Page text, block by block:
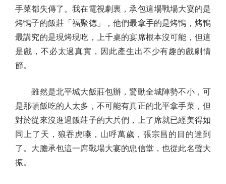
手菜都失傳了。我在電視劇裏，承包這場戰場大宴的是
烤鴨子的飯莊「福聚德」，他們最拿手的是烤鴨，烤鴨
最講究的是現烤現吃，上千桌的宴席根本沒可能，但這
是戲，不必太過真實，因此產生出不少有趣的戲劇情
節。
雖然是北平城大飯莊包辦，驚動全城陣勢不小，可
是那頓飯吃的人太多，不可能有真正的北平拿手菜，但
對於從來沒進過飯莊子的大兵們，上了席就已經美得如
同上了天，狼吞虎嚥，山呼萬歲，張宗昌的目的達到
了。大膽承包這一席戰場大宴的忠信堂，也從此名聲大
振。